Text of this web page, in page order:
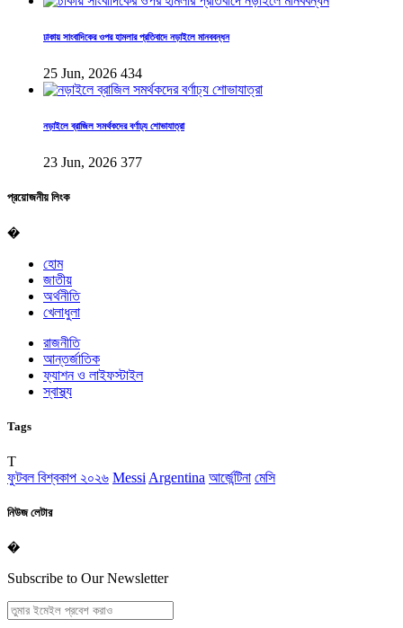
ঢাকায় সাংবাদিকের ওপর হামলার প্রতিবাদে নড়াইলে মানববন্ধন
25 Jun, 2026 434
নড়াইলে ব্রাজিল সমর্থকদের বর্ণাঢ্য শোভাযাত্রা
23 Jun, 2026 377
প্রয়োজনীয় লিংক
�
হোম
জাতীয়
অর্থনীতি
খেলাধুলা
রাজনীতি
আন্তর্জাতিক
ফ্যাশন ও লাইফস্টাইল
স্বাস্থ্য
Tags
T
ফুটবল বিশ্বকাপ ২০২৬ Messi Argentina আর্জেন্টিনা মেসি
নিউজ লেটার
�
Subscribe to Our Newsletter